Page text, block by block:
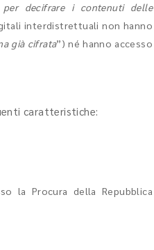
per decifrare i contenuti delle
interdistrettuali non hanno
già cifrata”) né hanno accesso
caratteristiche:
la Procura della Repubblica